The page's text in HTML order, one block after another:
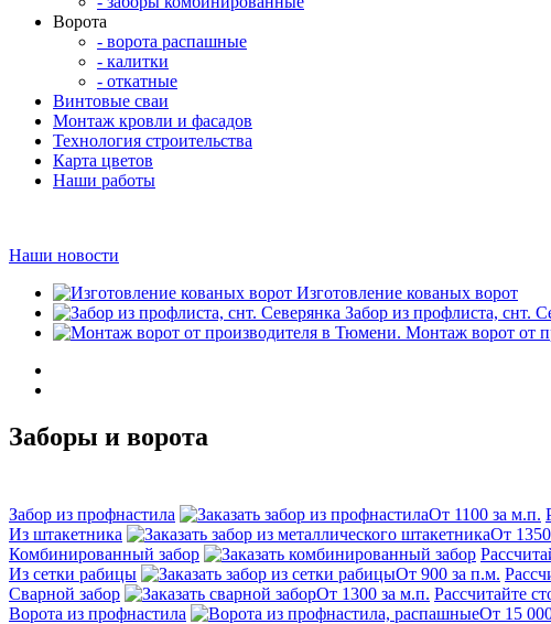
Ворота
- ворота распашные
- калитки
- откатные
Винтовые сваи
Монтаж кровли и фасадов
Технология строительства
Карта цветов
Наши работы
Наши новости
Изготовление кованых ворот
Забор из профлиста, снт.
Монтаж ворот от
Заборы и ворота
Забор из профнастила От 1100 за м.п.
Из штакетника
От
Комбинированный забор
Из сетки рабицы
От 900 за п.м.
Cварной забор
От 1300 за м.п. Рассчитайте
Ворота из профнастила
От 15